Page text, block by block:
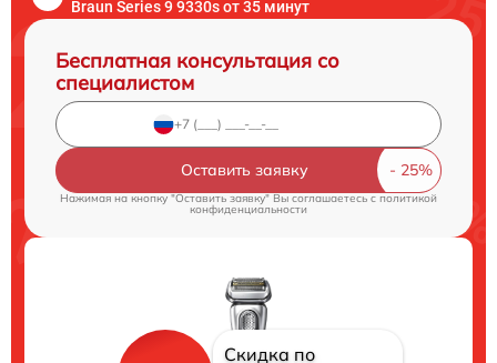
Braun Series 9 9330s от 35 минут
Бесплатная консультация со
специалистом
Оставить заявку
Нажимая на кнопку "Оставить заявку" Вы соглашаетесь cполитикой
конфиденциальности
Скидка по